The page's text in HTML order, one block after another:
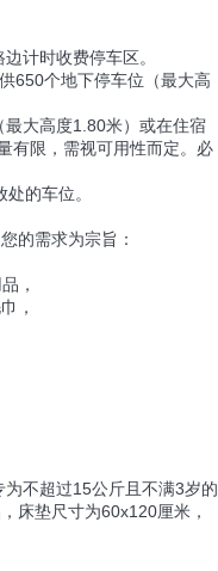
计时收费停车区。
650个地下停车位（最大高
大高度1.80米）或在住宿
有限，需视可用性而定。必
的车位。
的需求为宗旨：
，
，
不超过15公斤且不满3岁的
床垫尺寸为60x120厘米，